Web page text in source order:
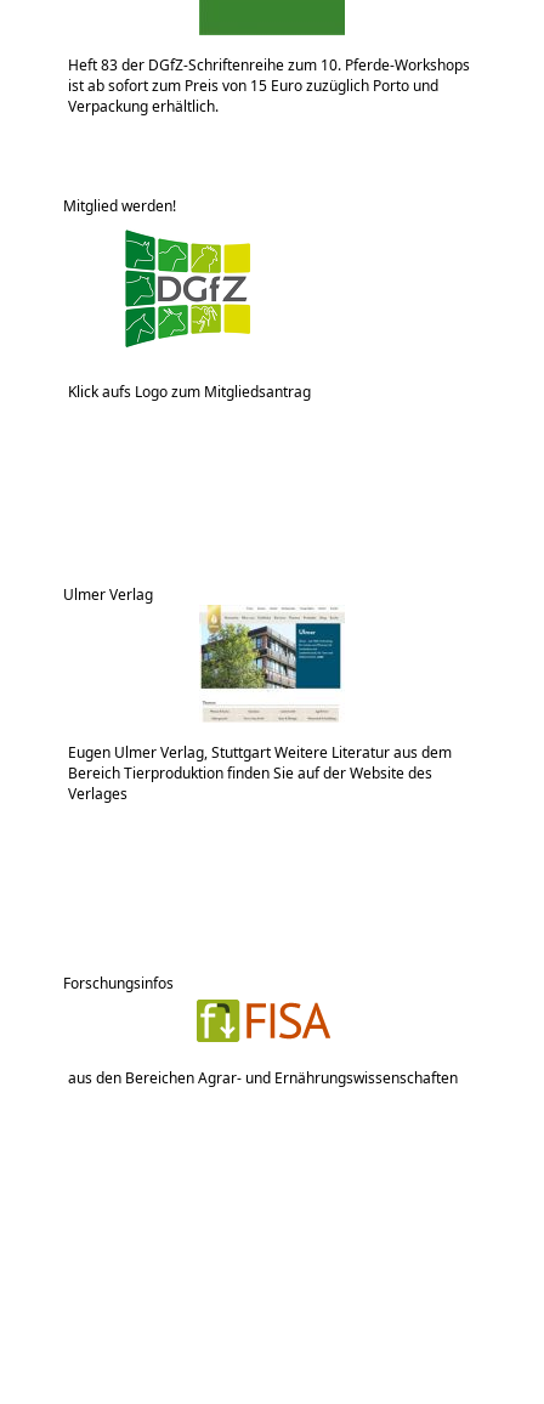
Heft 83 der DGfZ-Schriftenreihe zum 10. Pferde-Workshops
ist ab sofort zum Preis von 15 Euro zuzüglich Porto und
Verpackung erhältlich.
Mitglied werden!
Klick aufs Logo zum Mitgliedsantrag
Ulmer Verlag
Eugen Ulmer Verlag, Stuttgart Weitere Literatur aus dem
Bereich Tierproduktion finden Sie auf der Website des
Verlages
Forschungsinfos
aus den Bereichen Agrar- und Ernährungswissenschaften